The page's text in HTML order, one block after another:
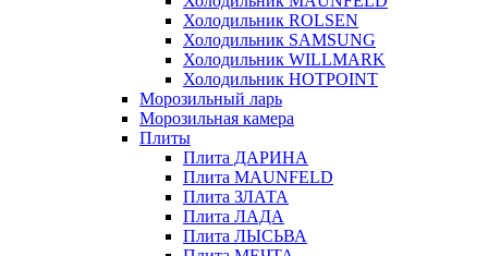
Холодильник ROLSEN
Холодильник SAMSUNG
Холодильник WILLMARK
Холодильник HOTPOINT
Морозильный ларь
Морозильная камера
Плиты
Плита ДАРИНА
Плита MAUNFELD
Плита ЗЛАТА
Плита ЛАДА
Плита ЛЫСЬВА